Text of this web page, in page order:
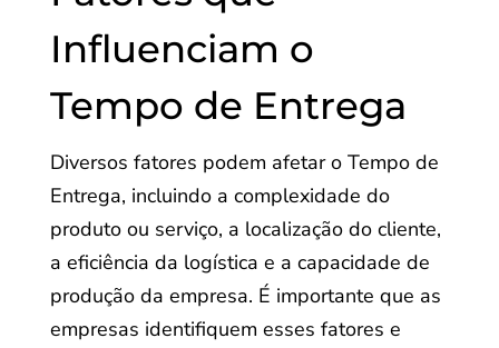
Influenciam o
Tempo de Entrega
Diversos fatores podem afetar o Tempo de
Entrega, incluindo a complexidade do
produto ou serviço, a localização do cliente,
a eficiência da logística e a capacidade de
produção da empresa. É importante que as
empresas identifiquem esses fatores e